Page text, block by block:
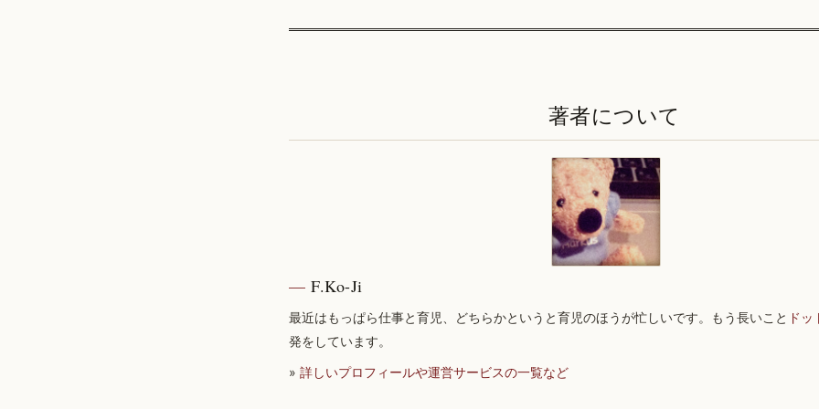
著者について
F.Ko-Ji
最近はもっぱら仕事と育児、どちらかというと育児のほうが忙しいです。もう長いこと ド
発をしています。
» 詳しいプロフィールや運営サービスの一覧など